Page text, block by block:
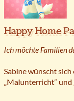
Happy Home
Ich möchte Familien
Sabine wünscht
„Malunterricht“